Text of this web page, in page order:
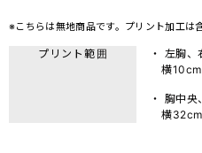
※こちらは無地商品です。プリント加工は
プリント範囲
・ 左胸
横
・ 胸中
横